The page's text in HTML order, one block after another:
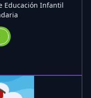
Educación Infantil